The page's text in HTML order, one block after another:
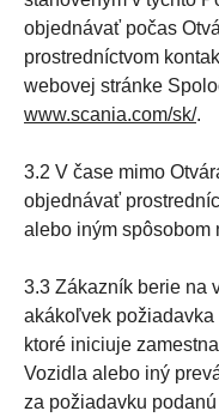
objednávať počas
prostredníctvom
webovej stránke
www.scania.com/sk/.
3.2 V čase mimo
objednávať
alebo iným spôsobom
3.3 Zákazník berie na
akákoľvek požiadavka
ktoré iniciuje
Vozidla alebo iný
za požiadavku